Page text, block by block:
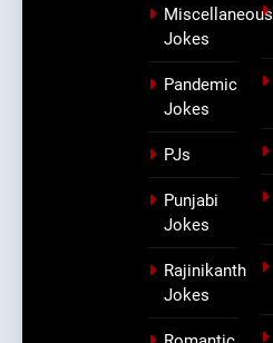
Miscellaneous
Jokes
Pandemic
Jokes
PJs
Punjabi
Jokes
Rajinikanth
Jokes